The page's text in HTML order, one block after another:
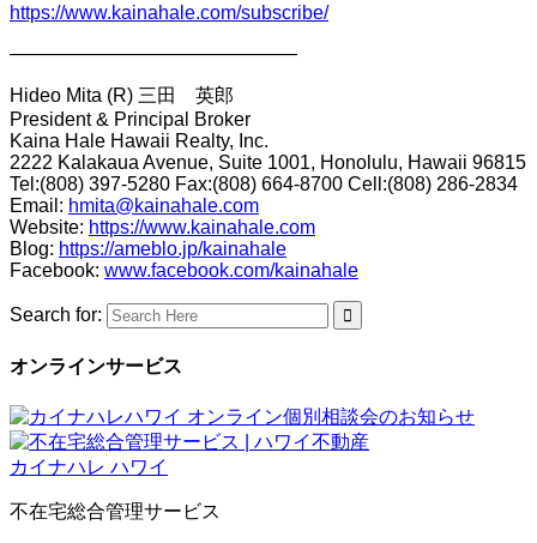
https://www.kainahale.com/subscribe/
———————————————
Hideo Mita (R) 三田 英郎
President & Principal Broker
Kaina Hale Hawaii Realty, Inc.
2222 Kalakaua Avenue, Suite 1001, Honolulu, Hawaii 96815
Tel:(808) 397-5280 Fax:(808) 664-8700 Cell:(808) 286-2834
Email: hmita@kainahale.com
Website: https://www.kainahale.com
Blog: https://ameblo.jp/kainahale
Facebook: www.facebook.com/kainahale
Search for:
オンラインサービス
不在宅総合管理サービス